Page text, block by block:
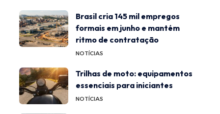
Brasil cria 145 mil empregos
formais em junho e mantém
ritmo de contratação
NOTÍCIAS
Trilhas de moto: equipamentos
essenciais para iniciantes
NOTÍCIAS